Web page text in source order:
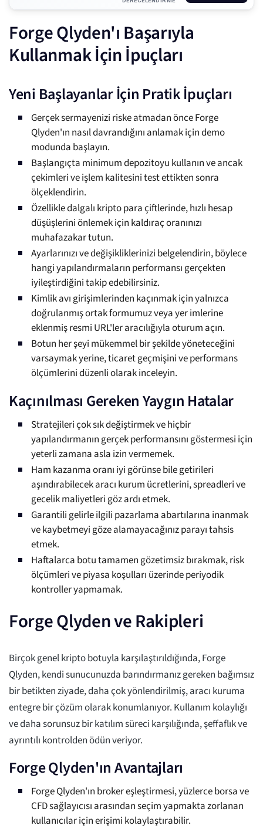
Forge Qlyden'ı Başarıyla
Kullanmak İçin İpuçları
Yeni Başlayanlar İçin Pratik İpuçları
Gerçek sermayenizi riske atmadan önce Forge
Qlyden'ın nasıl davrandığını anlamak için demo
modunda başlayın.
Başlangıçta minimum depozitoyu kullanın ve ancak
çekimleri ve işlem kalitesini test ettikten sonra
ölçeklendirin.
Özellikle dalgalı kripto para çiftlerinde, hızlı hesap
düşüşlerini önlemek için kaldıraç oranınızı
muhafazakar tutun.
Ayarlarınızı ve değişikliklerinizi belgelendirin, böylece
hangi yapılandırmaların performansı gerçekten
iyileştirdiğini takip edebilirsiniz.
Kimlik avı girişimlerinden kaçınmak için yalnızca
doğrulanmış ortak formumuz veya yer imlerine
eklenmiş resmi URL'ler aracılığıyla oturum açın.
Botun her şeyi mükemmel bir şekilde yöneteceğini
varsaymak yerine, ticaret geçmişini ve performans
ölçümlerini düzenli olarak inceleyin.
Kaçınılması Gereken Yaygın Hatalar
Stratejileri çok sık değiştirmek ve hiçbir
yapılandırmanın gerçek performansını göstermesi için
yeterli zamana asla izin vermemek.
Ham kazanma oranı iyi görünse bile getirileri
aşındırabilecek aracı kurum ücretlerini, spreadleri ve
gecelik maliyetleri göz ardı etmek.
Garantili gelirle ilgili pazarlama abartılarına inanmak
ve kaybetmeyi göze alamayacağınız parayı tahsis
etmek.
Haftalarca botu tamamen gözetimsiz bırakmak, risk
ölçümleri ve piyasa koşulları üzerinde periyodik
kontroller yapmamak.
Forge Qlyden ve Rakipleri
Birçok genel kripto botuyla karşılaştırıldığında, Forge
Qlyden, kendi sunucunuzda barındırmanız gereken bağımsız
bir betikten ziyade, daha çok yönlendirilmiş, aracı kuruma
entegre bir çözüm olarak konumlanıyor. Kullanım kolaylığı
ve daha sorunsuz bir katılım süreci karşılığında, şeffaflık ve
ayrıntılı kontrolden ödün veriyor.
Forge Qlyden'ın Avantajları
Forge Qlyden'ın broker eşleştirmesi, yüzlerce borsa ve
CFD sağlayıcısı arasından seçim yapmakta zorlanan
kullanıcılar için erişimi kolaylaştırabilir.